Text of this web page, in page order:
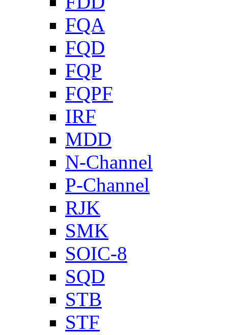
FQA
FQD
FQP
FQPF
IRF
MDD
N-Channel
P-Channel
RJK
SMK
SOIC-8
SQD
STB
STF